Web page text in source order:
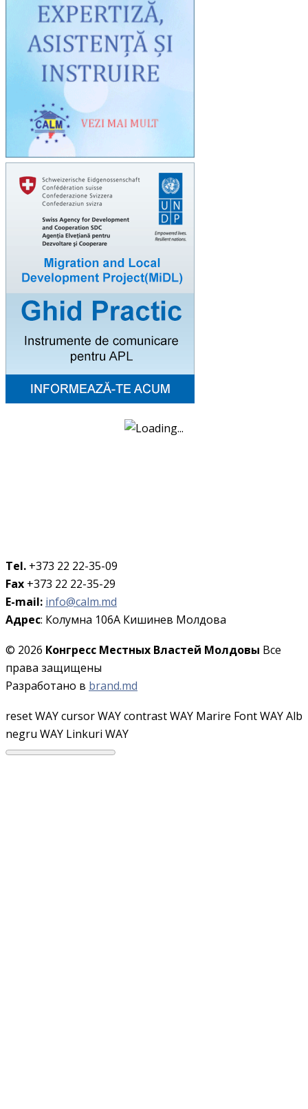
Tel. +373 22 22-35-09
Fax +373 22 22-35-29
E-mail: info@calm.md
Адрес: Колумна 106A Кишинев Молдова
© 2026 Конгресс Местных Властей Молдовы Все
права защищены
Разработано в brand.md
reset WAYcursor WAYcontrast WAY Marire Font WAYAlb
negru WAY Linkuri WAY